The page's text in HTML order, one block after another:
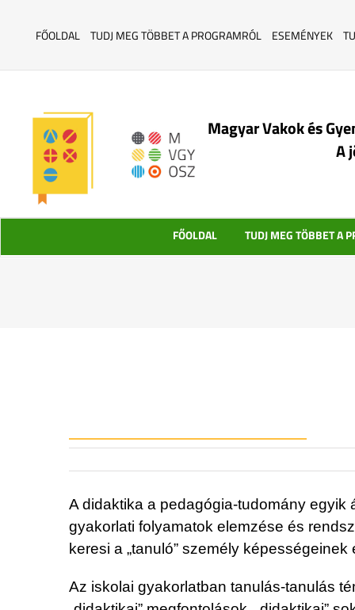
FŐOLDAL TUDJ MEG TÖBBET A PROGRAMRÓL ESEMÉNYEK
Magyar Vakok és
A
FŐOLDAL TUDJ MEG TÖBBET A
A didaktika a pedagógia-tudomány
gyakorlati folyamatok elemzése és
keresi a „tanuló” személy
Az iskolai gyakorlatban tanulás-tanulás